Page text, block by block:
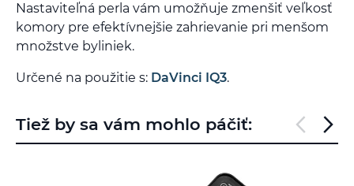
Nastaviteľná perla vám umožňuje zmenšiť veľkosť
komory pre efektívnejšie zahrievanie pri menšom
množstve byliniek.
Určené na použitie s: DaVinci IQ3.
Tiež by sa vám mohlo páčiť: